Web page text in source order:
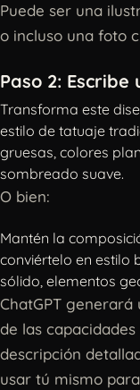
Puede ser una
o incluso una foto
Paso 2:
Transforma este
estilo de tatuaje
gruesas, colores
sombreado suave.
O bien:
Mantén la
conviértelo en estilo
sólido, elementos
ChatGPT
de las
descripción
usar tú mismo